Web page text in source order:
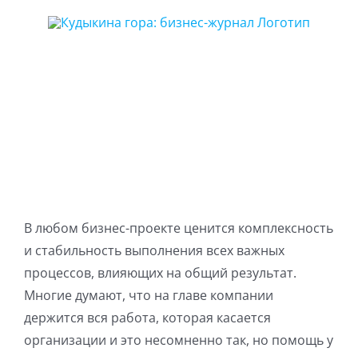
В любом бизнес-проекте ценится комплексность
и стабильность выполнения всех важных
процессов, влияющих на общий результат.
Многие думают, что на главе компании
держится вся работа, которая касается
организации и это несомненно так, но помощь у